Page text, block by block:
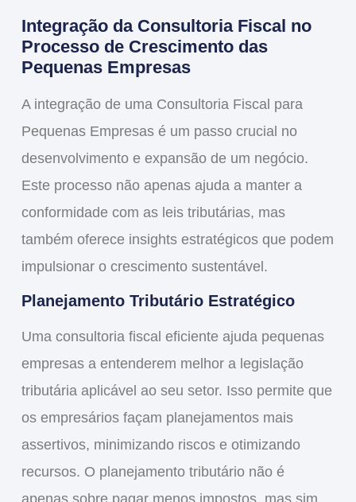
Integração da Consultoria Fiscal no
Processo de Crescimento das
Pequenas Empresas
A integração de uma Consultoria Fiscal para
Pequenas Empresasé um passo crucial no
desenvolvimento e expansão de um negócio.
Este processo não apenas ajuda a manter a
conformidade com as leis tributárias, mas
também oferece insights estratégicos que podem
impulsionar o crescimento sustentável.
Planejamento Tributário Estratégico
Uma consultoria fiscal eficiente ajuda pequenas
empresas a entenderem melhor a legislação
tributária aplicável ao seu setor. Isso permite que
os empresários façam planejamentos mais
assertivos, minimizando riscos e otimizando
recursos. O planejamento tributário não é